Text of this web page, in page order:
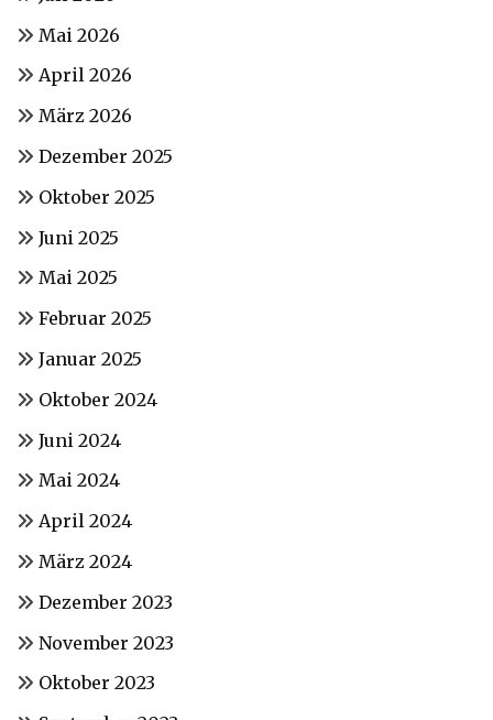
Mai 2026
April 2026
März 2026
Dezember 2025
Oktober 2025
Juni 2025
Mai 2025
Februar 2025
Januar 2025
Oktober 2024
Juni 2024
Mai 2024
April 2024
März 2024
Dezember 2023
November 2023
Oktober 2023